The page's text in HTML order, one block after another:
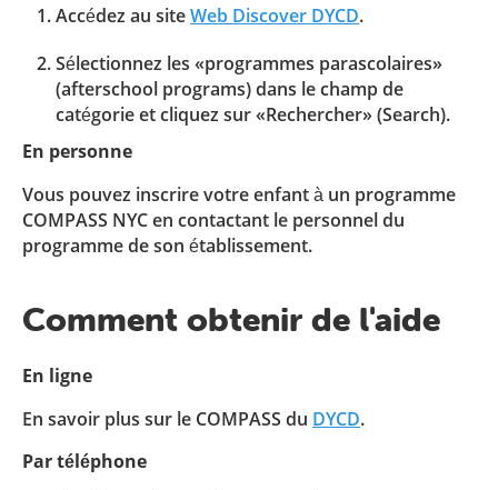
Accédez au siteWeb Discover DYCD.
Sélectionnez les «programmes parascolaires»
(afterschool programs) dans le champ de
catégorie et cliquez sur «Rechercher» (Search).
En personne
Vous pouvez inscrire votre enfant à un programme
COMPASS NYC en contactant le personnel du
programme de son établissement.
Comment obtenir de l'aide
En ligne
En savoir plus sur le COMPASS du DYCD.
Par téléphone